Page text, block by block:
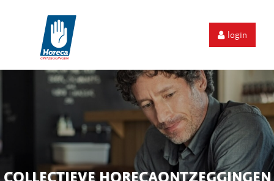
login
COLLECTIEVE HORECAONTZEGGINGEN